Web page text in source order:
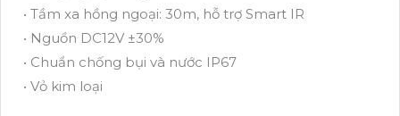
• Tầm xa hồng ngoại: 30m, hỗ trợ Smart IR
• Nguồn DC12V ±30%
• Chuẩn chống bụi và nước IP67
• Vỏ kim loại